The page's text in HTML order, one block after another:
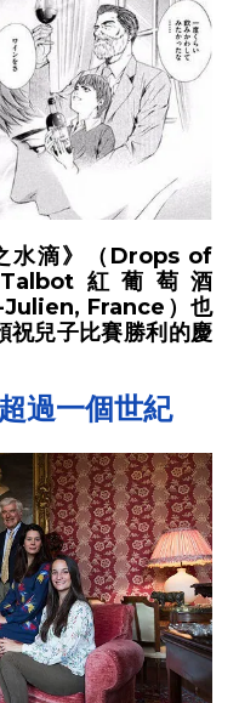
水滴》（Drops of
紅葡萄酒
France）也
祝兒子比賽勝利的慶
過一個世紀